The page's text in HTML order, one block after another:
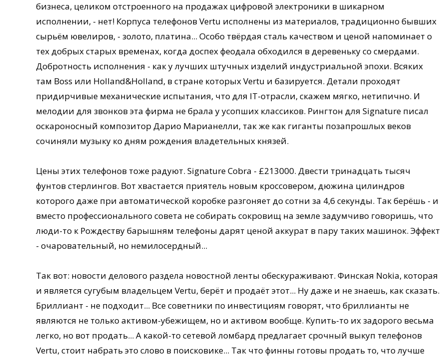
бизнеса, целиком отстроенного на продажах цифровой электроники в шикарном
исполнении, - нет! Корпуса телефонов Vertu исполнены из материалов, традиционно бывших
сырьём ювелиров, - золото, платина... Особо твёрдая сталь качеством и ценой напоминает о
тех добрых старых временах, когда доспех феодала обходился в деревеньку со смердами.
Добротность исполнения - как у лучших штучных изделий индустриальной эпохи. Всяких
там Boss или Holland&Holland, в стране которых Vertu и базируется. Детали проходят
придирчивые механические испытания, что для IT-отрасли, скажем мягко, нетипично. И
мелодии для звонков эта фирма не брала у усопших классиков. Рингтон для Signature писал
оскароносный композитор Дарио Марианелли, так же как гиганты позапрошлых веков
сочиняли музыку ко дням рождения владетельных князей.
Цены этих телефонов тоже радуют. Signature Cobra - £213000. Двести тринадцать тысяч
фунтов стерлингов. Вот хвастается приятель новым кроссовером, дюжина цилиндров
которого даже при автоматической коробке разгоняет до сотни за 4,6 секунды. Так берёшь - и
вместо профессионального совета не собирать сокровищ на земле задумчиво говоришь, что
люди-то к Рождеству барышням телефоны дарят ценой аккурат в пару таких машинок. Эффект
- очаровательный, но немилосердный...
Так вот: новости делового раздела новостной ленты обескураживают. Финская Nokia, которая
и является сугубым владельцем Vertu, берёт и продаёт этот... Ну даже и не знаешь, как сказать.
Бриллиант - не подходит... Все советники по инвестициям говорят, что бриллианты не
являются не только активом-убежищем, но и активом вообще. Купить-то их задорого весьма
легко, но вот продать... А какой-то сетевой ломбард предлагает срочный выкуп телефонов
Vertu, стоит набрать это слово в поисковике... Так что финны готовы продать то, что лучше